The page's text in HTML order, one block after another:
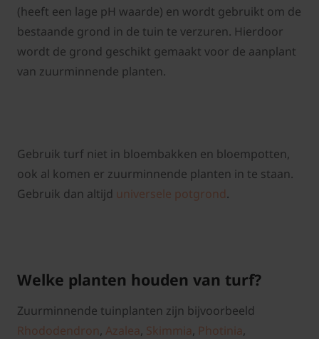
(heeft een lage pH waarde) en wordt gebruikt om de
bestaande grond in de tuin te verzuren. Hierdoor
wordt de grond geschikt gemaakt voor de aanplant
van zuurminnende planten.
Gebruik turf niet in bloembakken en bloempotten,
ook al komen er zuurminnende planten in te staan.
Gebruik dan altijd universele potgrond.
Welke planten houden van turf?
Zuurminnende tuinplanten zijn bijvoorbeeld
Rhododendron, Azalea, Skimmia, Photinia,